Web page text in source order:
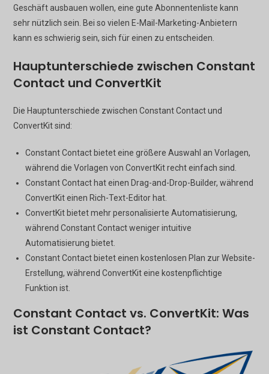
Geschäft ausbauen wollen, eine gute Abonnentenliste kann
sehr nützlich sein. Bei so vielen E-Mail-Marketing-Anbietern
kann es schwierig sein, sich für einen zu entscheiden.
Hauptunterschiede zwischen Constant
Contact und ConvertKit
Die Hauptunterschiede zwischen Constant Contact und
ConvertKit sind:
Constant Contact bietet eine größere Auswahl an Vorlagen,
während die Vorlagen von ConvertKit recht einfach sind.
Constant Contact hat einen Drag-and-Drop-Builder, während
ConvertKit einen Rich-Text-Editor hat.
ConvertKit bietet mehr personalisierte Automatisierung,
während Constant Contact weniger intuitive
Automatisierung bietet.
Constant Contact bietet einen kostenlosen Plan zur Website-
Erstellung, während ConvertKit eine kostenpflichtige
Funktion ist.
Constant Contact vs. ConvertKit: Was
ist Constant Contact?